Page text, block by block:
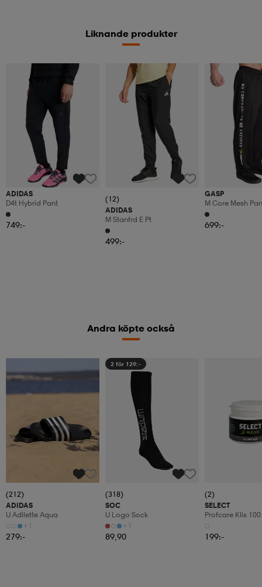
Liknande produkter
ADIDAS
D4t Hybrid Pant
749:-
(12)
ADIDAS
M Stanfrd E Pt
499:-
GASP
M Core Mesh
699:-
Andra köpte också
(212)
ADIDAS
U Adilette Aqua
+1
279:-
2 för 129:-
(318)
SOC
U Logo Sock
+1
89,90
(2)
SELECT
Profcare Klis 100
199:-